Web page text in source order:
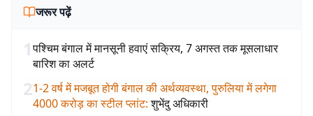
जरूर पढ़ें
1पश्चिम बंगाल में मानसूनी हवाएं सक्रिय, 7 अगस्त तक मूसलाधार
बारिश का अलर्ट
21-2 वर्ष में मजबूत होगी बंगाल की अर्थव्यवस्था, पुरुलिया में लगेगा
4000 करोड़ का स्टील प्लांट: शुभेंदु अधिकारी